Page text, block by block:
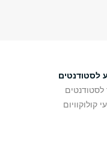
לסטודנטים
קולוקוויום